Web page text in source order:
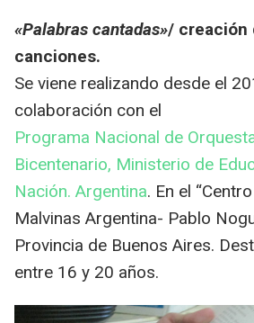
«Palabras cantadas»/ creación
canciones.
Se viene realizando desde el
colaboración con el
Programa Nacional de
Bicentenario, Ministerio de
Nación. Argentina. En el
Malvinas Argentina- Pablo
Provincia de Buenos Aires.
entre 16 y 20 años.